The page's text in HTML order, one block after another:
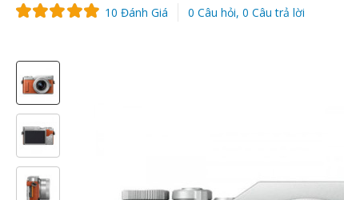
10 Đánh Giá 0 Câu hỏi, 0 Câu trả lời